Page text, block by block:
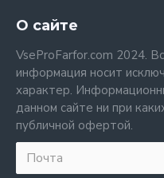
О сайте
VseProFarfor.com 2024.
информация носит
характер.
данном сайте ни при
публичной офертой.